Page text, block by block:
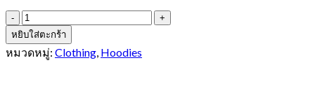
จำนวน
Ninja
Silhouette
หยิบใส่ตะกร้า
หมวดหมู่: Clothing, Hoodies